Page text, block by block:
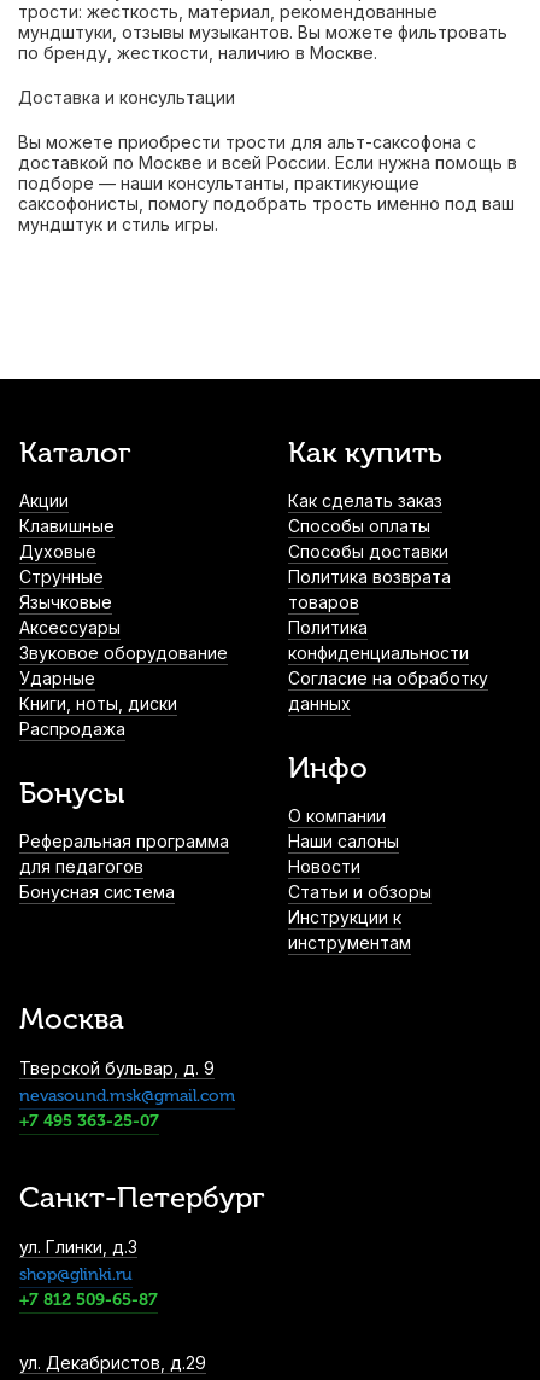
трости: жесткость, материал, рекомендованные
мундштуки, отзывы музыкантов. Вы можете фильтровать
по бренду, жесткости, наличию в Москве.
Доставка и консультации
Вы можете приобрести трости для альт-саксофона с
доставкой по Москве и всей России. Если нужна помощь в
подборе — наши консультанты, практикующие
саксофонисты, помогу подобрать трость именно под ваш
мундштук и стиль игры.
Каталог
Акции
Клавишные
Духовые
Струнные
Язычковые
Аксессуары
Звуковое оборудование
Ударные
Книги, ноты, диски
Распродажа
Бонусы
Реферальная программа
для педагогов
Бонусная система
Как купить
Как сделать заказ
Способы оплаты
Способы доставки
Политика возврата
товаров
Политика
конфиденциальности
Согласие на обработку
данных
Инфо
О компании
Наши салоны
Новости
Статьи и обзоры
Инструкции к
инструментам
Москва
Тверской бульвар, д. 9
nevasound.msk@gmail.com
+7 495 363-25-07
Санкт-Петербург
ул. Глинки, д.3
shop@glinki.ru
+7 812 509-65-87
ул. Декабристов, д.29